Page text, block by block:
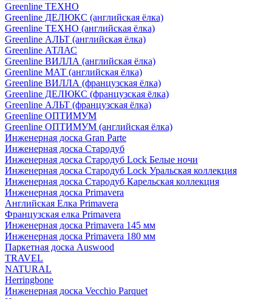
Greenline ТЕХНО
Greenline ДЕЛЮКС (английская ёлка)
Greenline ТЕХНО (английская ёлка)
Greenline АЛЬТ (английская ёлка)
Greenline АТЛАС
Greenline ВИЛЛА (английская ёлка)
Greenline МАТ (английская ёлка)
Greenline ВИЛЛА (французская ёлка)
Greenline ДЕЛЮКС (французская ёлка)
Greenline АЛЬТ (французская ёлка)
Greenline ОПТИМУМ
Greenline ОПТИМУМ (английская ёлка)
Инженерная доска Gran Parte
Инженерная доска Стародуб
Инженерная доска Стародуб Lock Белые ночи
Инженерная доска Стародуб Lock Уральская коллекция
Инженерная доска Стародуб Карельская коллекция
Инженерная доска Primavera
Английская Елка Primavera
Французская елка Primavera
Инженерная доска Primavera 145 мм
Инженерная доска Primavera 180 мм
Паркетная доска Auswood
TRAVEL
NATURAL
Herringbone
Инженерная доска Vecchio Parquet